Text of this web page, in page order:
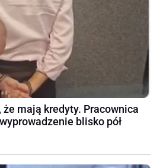
mają kredyty. Pracownica
blisko pół